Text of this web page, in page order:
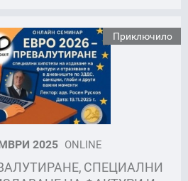
Приключило
2025 ONLINE
СПЕЦИАЛНИ